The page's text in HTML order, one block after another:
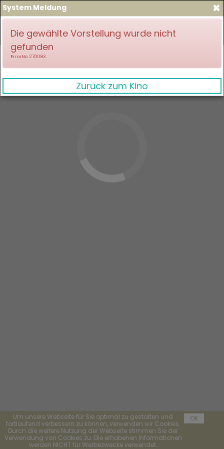
Um unsere Webseite für Sie optimal zu gestalten und
fortlaufend verbessern zu können, verwenden wir Cookies.
Durch die weitere Nutzung der Webseite stimmen Sie der
Verwendung von Cookies zu. Die erhobenen Informationen
werden NICHT für Werbezwecke verwendet.
OK
×
System Meldung
Die gewählte Vorstellung wurde nicht
gefunden
ErrorNo. 270083
Zurück zum Kino